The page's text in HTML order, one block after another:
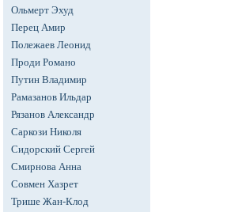
Ольмерт Эхуд
Перец Амир
Полежаев Леонид
Проди Романо
Путин Владимир
Рамазанов Ильдар
Рязанов Александр
Саркози Николя
Сидорский Сергей
Смирнова Анна
Совмен Хазрет
Трише Жан-Клод